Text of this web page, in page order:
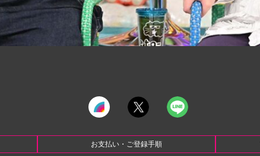
お支払い・ご登録手順